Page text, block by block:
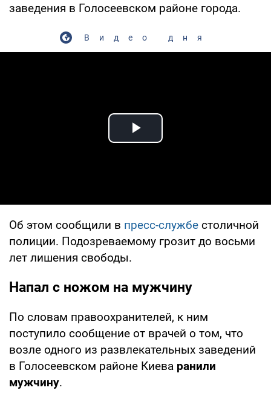
заведения в Голосеевском районе города.
Видео дня
Play Video
Об этом сообщили в пресс-службе столичной
полиции. Подозреваемому грозит до восьми
лет лишения свободы.
Напал с ножом на мужчину
По словам правоохранителей, к ним
поступило сообщение от врачей о том, что
возле одного из развлекательных заведений
в Голосеевском районе Киева ранили
мужчину.